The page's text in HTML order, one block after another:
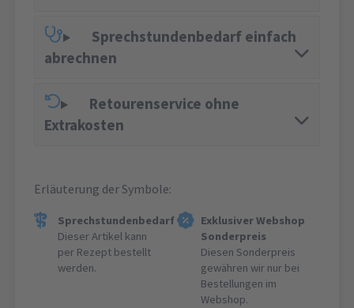
Sprechstundenbedarf einfach
abrechnen
Retourenservice ohne
Extrakosten
Erläuterung der Symbole:
Sprechstundenbedarf
Dieser Artikel kann
per Rezept bestellt
werden.
Exklusiver Webshop
Sonderpreis
Diesen Sonderpreis
gewähren wir nur bei
Bestellungen im
Webshop.